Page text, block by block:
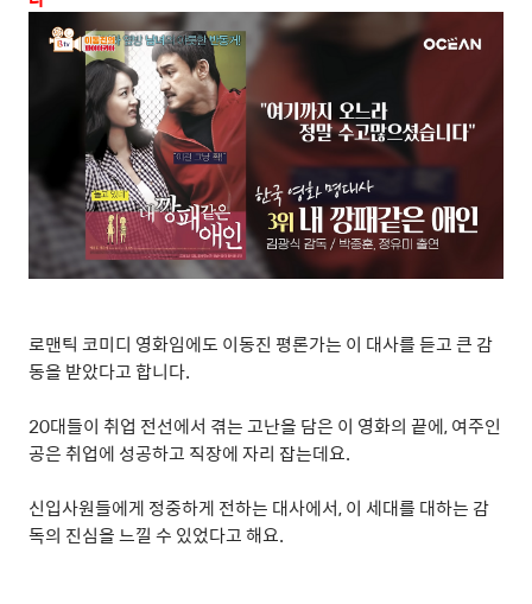
로맨틱 코미디 영화임에도 이동진 평론가는 이 대사를 듣고 큰 감
동을 받았다고 합니다.
20대들이 취업 전선에서 겪는 고난을 담은 이 영화의 끝에,여주인
공은 취업에 성공하고 직장에 자리 잡는데요.
신입사원들에게 정중하게 전하는 대사에서,이 세대를 대하는 감
독의 진심을 느낄 수 있었다고 해요.